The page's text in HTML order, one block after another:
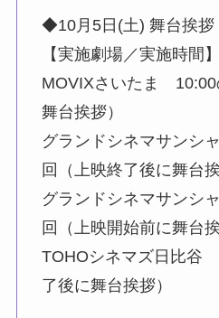
◆10月5日(土) 舞台挨拶
【実施劇場／実施時間】
MOVIXさいたま 10:00
舞台挨拶）
グランドシネマサンシ
回（上映終了後に舞台挨
グランドシネマサンシ
回（上映開始前に舞台挨
TOHOシネマズ日比谷
了後に舞台挨拶）